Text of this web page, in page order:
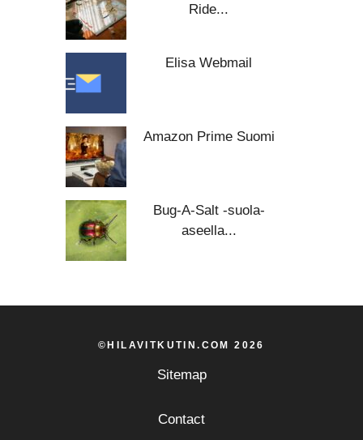
Ride...
Elisa Webmail
Amazon Prime Suomi
Bug-A-Salt -suola-
aseella...
©HILAVITKUTIN.COM 2026
Sitemap
Contact